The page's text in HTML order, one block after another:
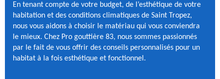
En tenant compte de votre budget, de l’esthétique de votre
habitation et des conditions climatiques de Saint Tropez,
nous vous aidons à choisir le matériau qui vous conviendra
le mieux. Chez Pro gouttière 83, nous sommes passionnés
par le fait de vous offrir des conseils personnalisés pour un
habitat à la fois esthétique et fonctionnel.